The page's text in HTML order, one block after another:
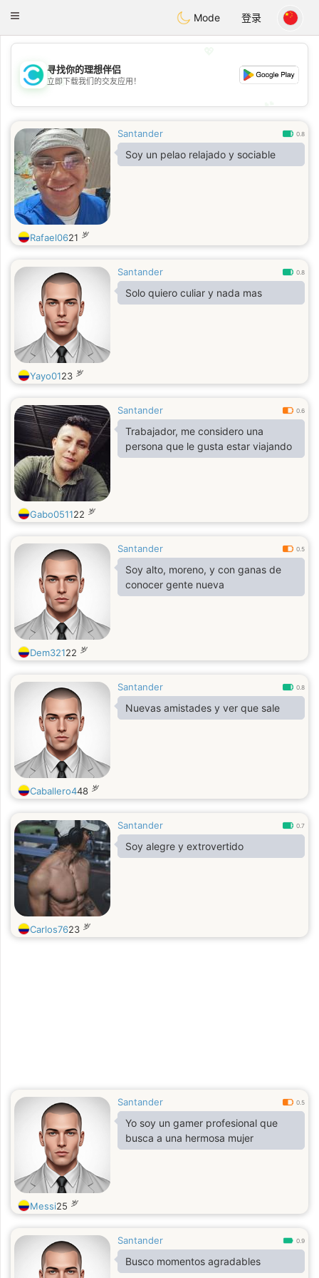
Citas
Toggle
Mode 登录
💖
💕
寻找你的理想伴侣
立即下载我们的交友应用！
Santander 0.8
Soy un pelao relajado y sociable
Rafael0621 岁
Santander 0.8
Solo quiero culiar y nada mas
Yayo0123 岁
Santander 0.6
Trabajador, me considero una
persona que le gusta estar viajando
Gabo051122 岁
Santander 0.5
Soy alto, moreno, y con ganas de
conocer gente nueva
Dem32122 岁
Santander 0.8
Nuevas amistades y ver que sale
Caballero448 岁
Santander 0.7
Soy alegre y extrovertido
Carlos7623 岁
Santander 0.5
Yo soy un gamer profesional que
busca a una hermosa mujer
Messi25 岁
Santander 0.9
Busco momentos agradables